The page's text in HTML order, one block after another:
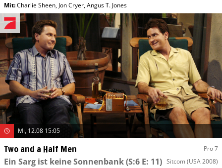
Mit:Charlie Sheen, Jon Cryer,Angus T. Jones
Mi, 12.08 15:05
Two and a Half Men Pro 7
Ein Sarg ist keine Sonnenbank(S:6 E: 11) Sitcom (USA 2008)